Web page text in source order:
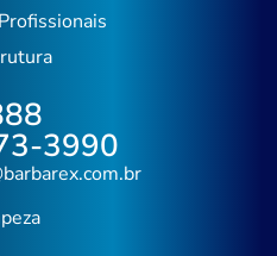
3990